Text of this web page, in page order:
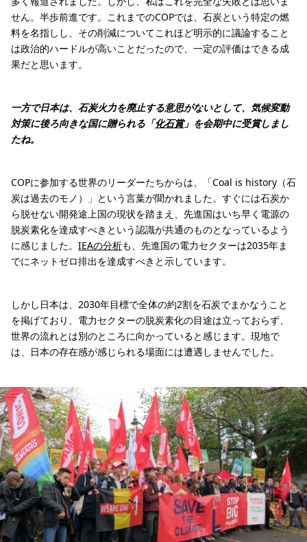
せん。半歩前進です。これまでのCOPでは、石炭という特定の燃
料を名指しし、その削減についてこれほど明示的に議論すること
は政治的ハードルが高いことだったので、一定の評価はできる成
果だと思います。
一方で日本は、石炭火力を廃止する意思がないとして、気候変動
対策に後ろ向きな国に贈られる「化石賞」を会期中に受賞しまし
たね。
COPに参加する世界のリーダーたちからは、「Coal is history（石
炭は過去のモノ）」という言葉が聞かれました。すぐには石炭か
ら脱せない開発途上国の現状を踏まえ、先進国はいち早く電源の
脱炭素化を達成すべきという認識が共通のものとなっているよう
に感じました。 IEAの分析も、先進国の電力セクターは2035年ま
でにネットゼロ排出を達成すべきと示しています。
しかし日本は、2030年目標で全体の約2割を石炭でまかなうこと
を掲げており、電力セクターの脱炭素化の目途は立っておらず、
世界の流れとは別のところに向かっていると感じます。現地で
は、日本の存在感が感じられる場面には遭遇しませんでした。